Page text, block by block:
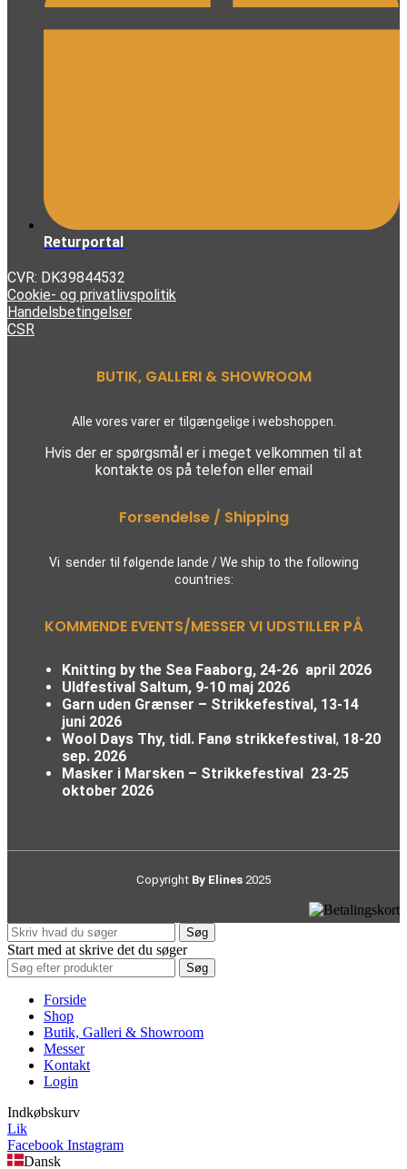
Returportal
CVR: DK39844532
Cookie- og privatlivspolitik
Handelsbetingelser
CSR
BUTIK, GALLERI & SHOWROOM
Alle vores varer er tilgængelige i webshoppen.
Hvis der er spørgsmål er i meget velkommen til at
kontakte os på telefon eller email
Forsendelse / Shipping
Vi sender til følgende lande / We ship to the following
countries:
KOMMENDE EVENTS/MESSER VI UDSTILLER PÅ
Knitting by the Sea Faaborg, 24-26 april 2026
Uldfestival Saltum, 9-10 maj 2026
Garn uden Grænser – Strikkefestival, 13-14
juni 2026
Wool Days Thy, tidl. Fanø strikkefestival , 18-20
sep. 2026
Masker i Marsken – Strikkefestival
23-25
oktober 2026
Copyright By Elines 2025
Søg
Start med at skrive det du søger
Søg
Forside
Shop
Butik, Galleri & Showroom
Messer
Kontakt
Login
Indkøbskurv
Lik
Facebook Instagram
Dansk